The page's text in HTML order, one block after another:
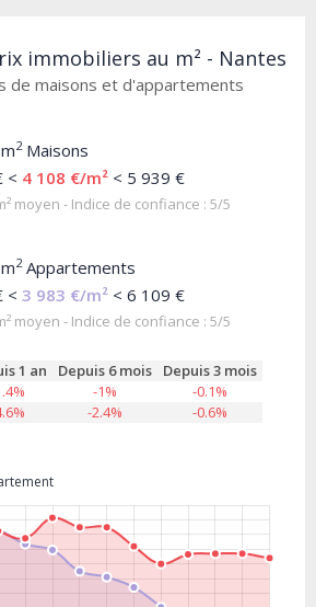
immobiliers au m² - Nantes
de maisons et d'appartements
2Maisons
< 4 108 €/m² < 5 939 €
moyen - Indice de confiance : 5/5
2Appartements
< 3 983 €/m² < 6 109 €
moyen - Indice de confiance : 5/5
1 an Depuis 6 mois
Depuis 3 mois
-1%
-0.1%
-2.4% -0.6%